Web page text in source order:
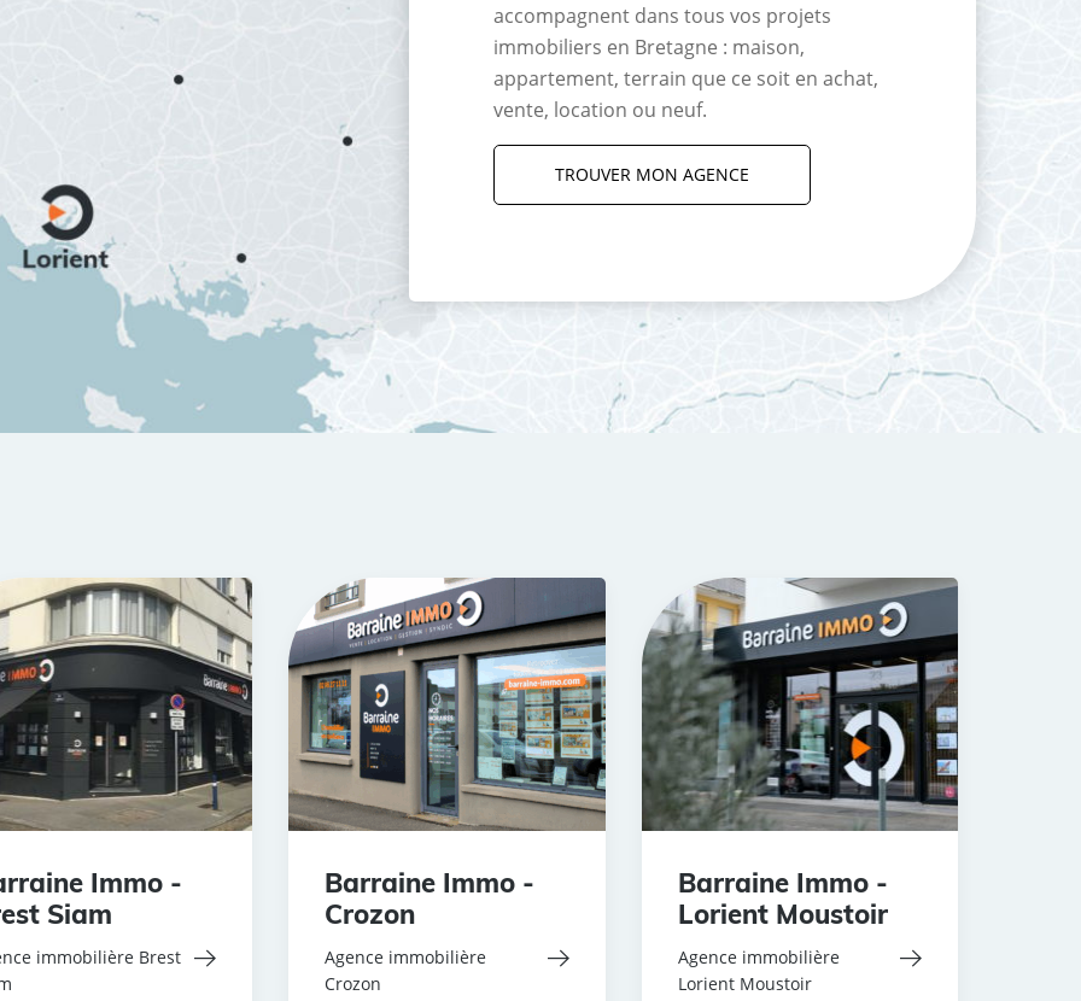
accompagnent dans tous vos projets
immobiliers en Bretagne : maison,
appartement, terrain que ce soit en achat,
vente, location ou neuf.
TROUVER MON AGENCE
Immo -
Siam
immobilière Brest
Barraine Immo -
Crozon
Agence immobilière
Crozon
Barraine Immo -
Lorient Moustoir
Agence immobilière
Lorient Moustoir